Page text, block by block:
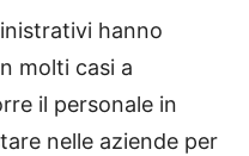
hanno
molti casi a
il personale in
nelle aziende per